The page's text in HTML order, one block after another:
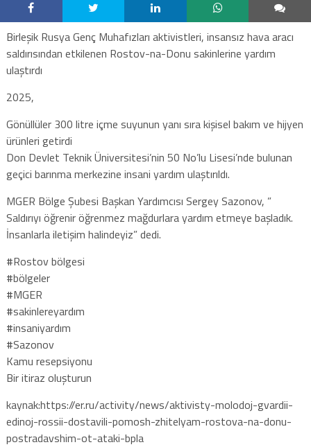
Birleşik Rusya Genç Muhafızları aktivistleri, insansız hava aracı
saldırısından etkilenen Rostov-na-Donu sakinlerine yardım
ulaştırdı
2025,
Gönüllüler 300 litre içme suyunun yanı sıra kişisel bakım ve hijyen
ürünleri getirdi
Don Devlet Teknik Üniversitesi’nin 50 No’lu Lisesi’nde bulunan
geçici barınma merkezine insani yardım ulaştırıldı.
MGER Bölge Şubesi Başkan Yardımcısı Sergey Sazonov, ”
Saldırıyı öğrenir öğrenmez mağdurlara yardım etmeye başladık.
İnsanlarla iletişim halindeyiz” dedi.
#Rostov bölgesi
#bölgeler
#‎MGER
#sakinlereyardım
#insaniyardım
#Sazonov
Kamu resepsiyonu
Bir itiraz oluşturun
kaynak:https://er.ru/activity/news/aktivisty-molodoj-gvardii-
edinoj-rossii-dostavili-pomosh-zhitelyam-rostova-na-donu-
postradavshim-ot-ataki-bpla